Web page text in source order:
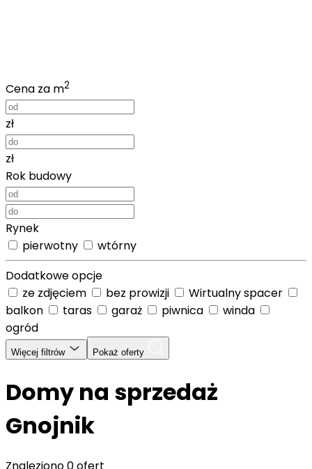
Cena za m2
zł
zł
Rok budowy
Rynek
pierwotny
wtórny
Dodatkowe opcje
ze zdjęciem
bez prowizji
Wirtualny spacer
balkon
taras garaż piwnica
winda
ogród
Więcej filtrów Pokaż oferty
Domy na sprzedaż
Gnojnik